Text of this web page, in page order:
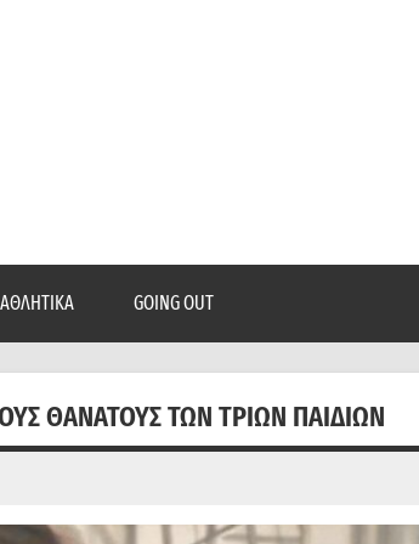
ΑΘΛΗΤΙΚΆ GOING OUT
ΘΑΝΆΤΟΥΣ ΤΩΝ ΤΡΙΏΝ ΠΑΙΔΙΏΝ